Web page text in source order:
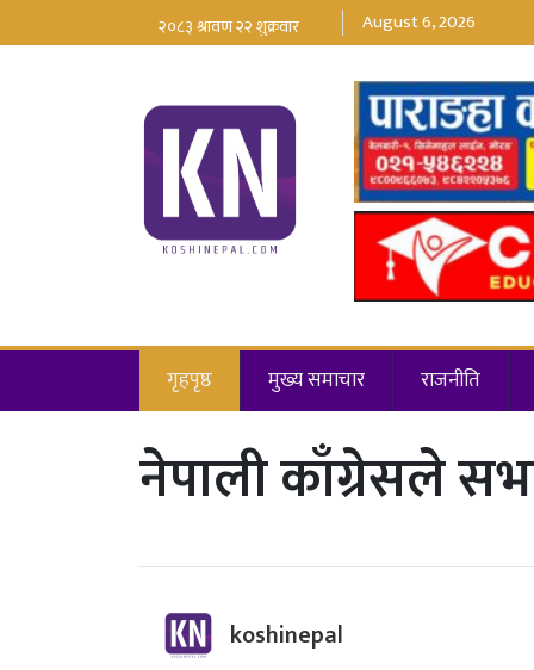
August 6, 2026
गृहपृष्ठ मुख्य समाचार राजनीति
नेपाली काँग्रेसले
koshinepal